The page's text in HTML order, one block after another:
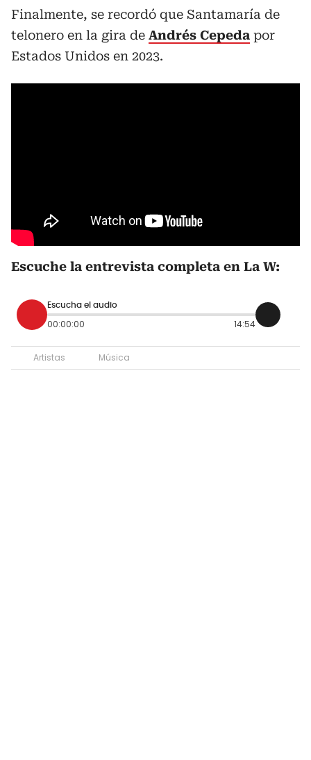
Finalmente, se recordó que Santamaría de
telonero en la gira de Andrés Cepeda por
Estados Unidos en 2023.
Escuche la entrevista completa en La W:
Escucha el audio
00:00:00 14:54
Artistas Música